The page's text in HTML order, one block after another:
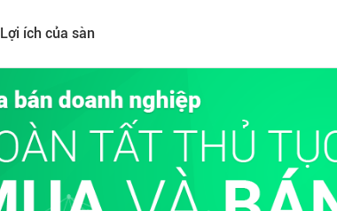
Lợi ích của sàn